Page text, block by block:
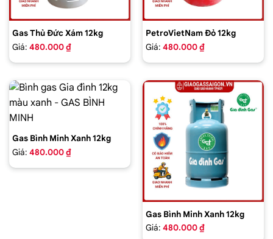
Gas Thủ Đức Xám 12kg
Giá: 480.000 ₫
PetroVietNam Đỏ 12kg
Giá: 480.000 ₫
Gas Bình Minh Xanh 12kg
Giá: 480.000 ₫
Gas Bình Minh Xanh 12kg
Giá: 480.000 ₫